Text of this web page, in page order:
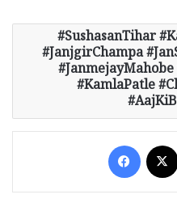
SushasanTihar
#JanjgirChampa
#KamlaPatle